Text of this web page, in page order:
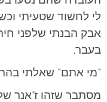
לי לחשוד שטעיתי
אבק הבנתי שלפני
בעבר.
"מי אתם" שאלתי
מסתבר שזהו ז'אנר